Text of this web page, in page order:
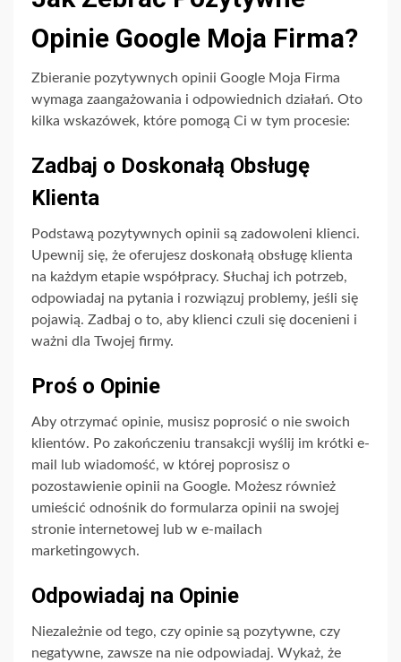
Opinie Google Moja Firma?
Zbieranie pozytywnych opinii Google Moja Firma
wymaga zaangażowania i odpowiednich działań. Oto
kilka wskazówek, które pomogą Ci w tym procesie:
Zadbaj o Doskonałą Obsługę
Klienta
Podstawą pozytywnych opinii są zadowoleni klienci.
Upewnij się, że oferujesz doskonałą obsługę klienta
na każdym etapie współpracy. Słuchaj ich potrzeb,
odpowiadaj na pytania i rozwiązuj problemy, jeśli się
pojawią. Zadbaj o to, aby klienci czuli się docenieni i
ważni dla Twojej firmy.
Proś o Opinie
Aby otrzymać opinie, musisz poprosić o nie swoich
klientów. Po zakończeniu transakcji wyślij im krótki e-
mail lub wiadomość, w której poprosisz o
pozostawienie opinii na Google. Możesz również
umieścić odnośnik do formularza opinii na swojej
stronie internetowej lub w e-mailach
marketingowych.
Odpowiadaj na Opinie
Niezależnie od tego, czy opinie są pozytywne, czy
negatywne, zawsze na nie odpowiadaj. Wykaż, że